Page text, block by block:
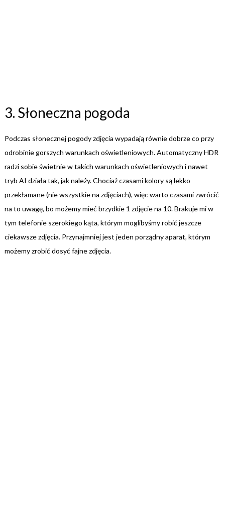
3. Słoneczna pogoda
Podczas słonecznej pogody zdjęcia wypadają równie dobrze co przy
odrobinie gorszych warunkach oświetleniowych. Automatyczny HDR
radzi sobie świetnie w takich warunkach oświetleniowych i nawet
tryb AI działa tak, jak należy. Chociaż czasami kolory są lekko
przekłamane (nie wszystkie na zdjęciach), więc warto czasami zwrócić
na to uwagę, bo możemy mieć brzydkie 1 zdjęcie na 10. Brakuje mi w
tym telefonie szerokiego kąta, którym moglibyśmy robić jeszcze
ciekawsze zdjęcia. Przynajmniej jest jeden porządny aparat, którym
możemy zrobić dosyć fajne zdjęcia.